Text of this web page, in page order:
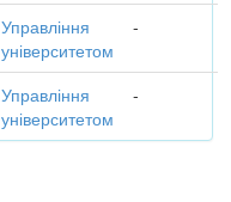
Управління
університетом
-
Управління
університетом
-